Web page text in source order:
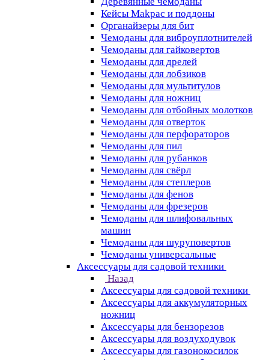
Кейсы Makpac и поддоны
Органайзеры для бит
Чемоданы для виброуплотнителей
Чемоданы для гайковертов
Чемоданы для дрелей
Чемоданы для лобзиков
Чемоданы для мультитулов
Чемоданы для ножниц
Чемоданы для отбойных молотков
Чемоданы для отверток
Чемоданы для перфораторов
Чемоданы для пил
Чемоданы для рубанков
Чемоданы для свёрл
Чемоданы для степлеров
Чемоданы для фенов
Чемоданы для фрезеров
Чемоданы для шлифовальных
машин
Чемоданы для шуруповертов
Чемоданы универсальные
Аксессуары для садовой техники
Назад
Аксессуары для садовой техники
Аксессуары для аккумуляторных
ножниц
Аксессуары для бензорезов
Аксессуары для воздуходувок
Аксессуары для газонокосилок